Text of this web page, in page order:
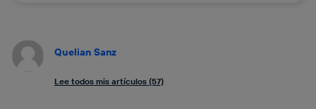
Quelian Sanz
Lee todos mis artículos (57)